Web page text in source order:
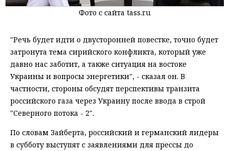
Фото с сайта tass.ru
"Речь будет идти о двусторонней повестке, точно будет
затронута тема сирийского конфликта, который уже
давно нас заботит, а также ситуация на востоке
Украины и вопросы энергетики", - сказал он. В
частности, стороны обсудят перспективы транзита
российского газа через Украину после ввода в строй
"Северного потока - 2".
По словам Зайберта, российский и германский лидеры
в субботу выступят с заявлениями для прессы до